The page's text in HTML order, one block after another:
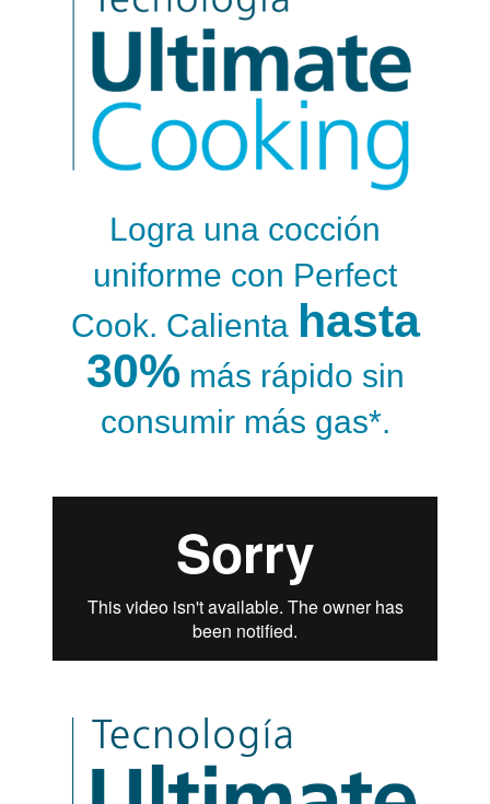
Logra una cocción
uniforme con Perfect
Cook. Calienta hasta
30% más rápido sin
consumir más gas*.